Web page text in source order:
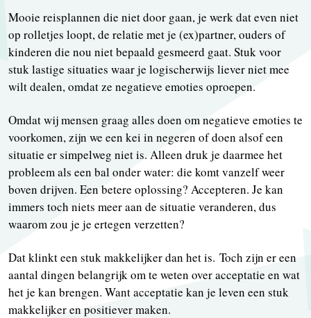
Mooie reisplannen die niet door gaan, je werk dat even niet
op rolletjes loopt, de relatie met je (ex)partner, ouders of
kinderen die nou niet bepaald gesmeerd gaat. Stuk voor
stuk lastige situaties waar je logischerwijs liever niet mee
wilt dealen, omdat ze negatieve emoties oproepen.
Omdat wij mensen graag alles doen om negatieve emoties te
voorkomen, zijn we een kei in negeren of doen alsof een
situatie er simpelweg niet is. Alleen druk je daarmee het
probleem als een bal onder water: die komt vanzelf weer
boven drijven. Een betere oplossing? Accepteren. Je kan
immers toch niets meer aan de situatie veranderen, dus
waarom zou je je ertegen verzetten?
Dat klinkt een stuk makkelijker dan het is. Toch zijn er een
aantal dingen belangrijk om te weten over acceptatie en wat
het je kan brengen. Want acceptatie kan je leven een stuk
makkelijker en positiever maken.